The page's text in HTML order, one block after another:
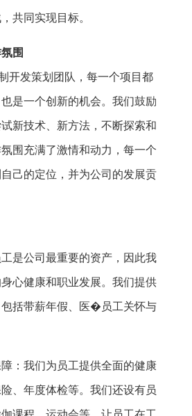
共同实现目标。
围
开发策划团队，每一个项目都
是一个创新的机会。我们鼓励
新技术、新方法，不断探索和
围充满了激情和动力，每一个
己的定位，并为公司的发展贡
是公司最重要的资产，因此我
心健康和职业发展。我们提供
括带薪年假、医�员工关怀与
：我们为员工提供全面的健康
、年度体检等。我们还设有员